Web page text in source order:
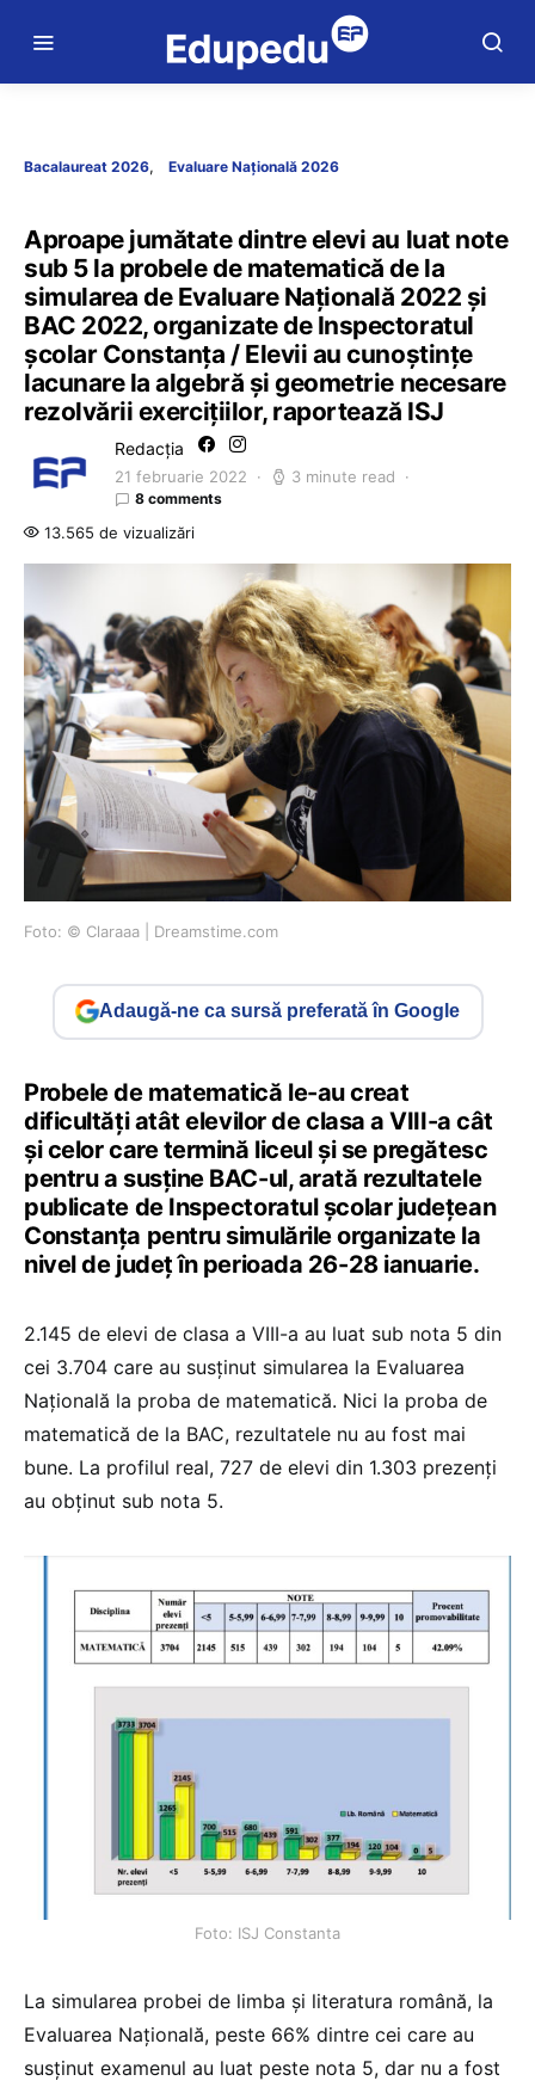
Bacalaureat 2026 Evaluare Națională 2026
Aproape jumătate dintre elevi au luat note
sub 5 la probele de matematică de la
simularea de Evaluare Națională 2022 și
BAC 2022, organizate de Inspectoratul
școlar Constanța / Elevii au cunoștințe
lacunare la algebră și geometrie necesare
rezolvării exercițiilor, raportează ISJ
Redacția
21 februarie 2022 3 minute read
8 comments
13.565 de vizualizări
Foto: © Claraaa | Dreamstime.com
Adaugă-ne ca sursă preferată în Google
Probele de matematică le-au creat
dificultăți atât elevilor de clasa a VIII-a cât
și celor care termină liceul și se pregătesc
pentru a susține BAC-ul, arată rezultatele
publicate de Inspectoratul școlar județean
Constanța pentru simulările organizate la
nivel de județ în perioada 26-28 ianuarie.
2.145 de elevi de clasa a VIII-a au luat sub nota 5 din
cei 3.704 care au susținut simularea la Evaluarea
Națională la proba de matematică. Nici la proba de
matematică de la BAC, rezultatele nu au fost mai
bune. La profilul real, 727 de elevi din 1.303 prezenți
au obținut sub nota 5.
Foto: ISJ Constanta
La simularea probei de limba și literatura română, la
Evaluarea Națională, peste 66% dintre cei care au
susținut examenul au luat peste nota 5, dar nu a fost